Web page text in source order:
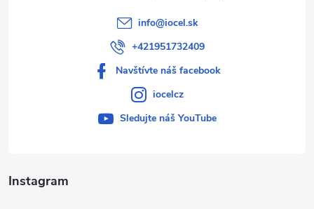
Instagram
info@iocel.sk
+421951732409
Navštívte náš facebook
iocelcz
Sledujte náš YouTube